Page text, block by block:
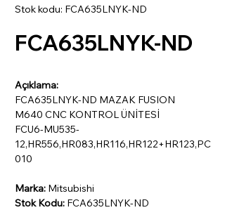
Stok kodu: FCA635LNYK-ND
FCA635LNYK-ND
Açıklama:
FCA635LNYK-ND MAZAK FUSION
M640 CNC KONTROL ÜNİTESİ
FCU6-MU535-
12,HR556,HR083,HR116,HR122+HR123,PC
010
Marka: Mitsubishi
Stok Kodu: FCA635LNYK-ND